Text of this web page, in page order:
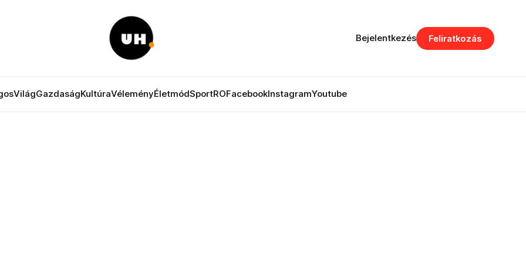
VilágGazdaságKultúraVéleményÉletmódSportROFacebookInstagramYoutube
Bejelentkezés Feliratkozás